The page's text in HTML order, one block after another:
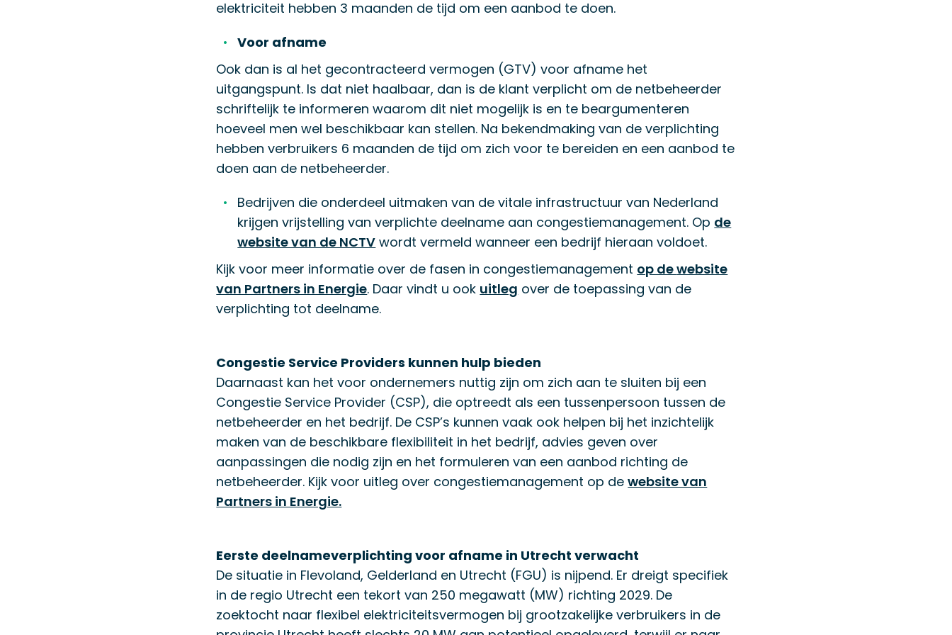
elektriciteit hebben 3 maanden de tijd om een aanbod te doen.
Voor afname
Ook dan is al het gecontracteerd vermogen (GTV) voor afname het
uitgangspunt. Is dat niet haalbaar, dan is de klant verplicht om de netbeheerder
schriftelijk te informeren waarom dit niet mogelijk is en te beargumenteren
hoeveel men wel beschikbaar kan stellen. Na bekendmaking van de verplichting
hebben verbruikers 6 maanden de tijd om zich voor te bereiden en een aanbod te
doen aan de netbeheerder.
Bedrijven die onderdeel uitmaken van de vitale infrastructuur van Nederland
krijgen vrijstelling van verplichte deelname aan congestiemanagement. Op de
website van de NCTV wordt vermeld wanneer een bedrijf hieraan voldoet.
Kijk voor meer informatie over de fasen in congestiemanagement op dewebsite
van Partners in Energie. Daar vindt u ook uitleg over de toepassing van de
verplichting tot deelname.
Congestie Service Providers kunnen hulp bieden
Daarnaast kan het voor ondernemers nuttig zijn om zich aan te sluiten bij een
Congestie Service Provider (CSP), die optreedt als een tussenpersoon tussen de
netbeheerder en het bedrijf. De CSP’s kunnen vaak ook helpen bij het inzichtelijk
maken van de beschikbare flexibiliteit in het bedrijf, advies geven over
aanpassingen die nodig zijn en het formuleren van een aanbod richting de
netbeheerder. Kijk voor uitleg over congestiemanagement op dewebsite van
Partners in Energie.
Eerste deelnameverplichting voor afname in Utrecht verwacht
De situatie in Flevoland, Gelderland en Utrecht (FGU) is nijpend. Er dreigt specifiek
in de regio Utrecht een tekort van 250 megawatt (MW) richting 2029. De
zoektocht naar flexibel elektriciteitsvermogen bij grootzakelijke verbruikers in de